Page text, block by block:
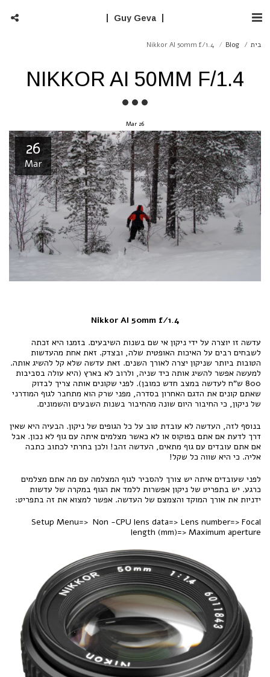
Guy Geva
בית Blog
Nikkor AI 50mm f/1.4
NIKKOR AI 50MM F/1.4
26
Mar
26
Mar
Nikkor AI 50mm f/1.4
עדשה זו יוצרה על ידי ניקון אי שם בשנות השיבעים. בזמנו היא זכתה
לשבחים רבים על האיכות האופטית שלה, ובצדק. זאת אחת מהעדשות
הטובות ביותר שניקון יצרה לאורך השנים. זאת עדשה שלא קל להשיג אותה.
למעשה אפשר להשיג אותה כיד שניה, ולרוב לא בארץ (היא עולה בסביבות
800 ש"ח לעדשה במצב חדש כמובן). לפני שקונים אותה צריך לבדוק
שאתם קונים את הדגם האחרון בסדרה, מפני שרק הוא מתחבר לגוף המודרני
של ניקון, כי החיבור היום שונה מהחיבור בשנות השבעים והשמונים.
בנוסף לזה, העדשה לא עובדת טוב על כל הגופים של ניקון. הבעיה היא שאין
דרך לדעת אם אתם בפוקוס או לא כאשר מצלמים איתה עם גוף לא נכון. אבל
אם אתם עובדים עם גוף מתאים, העדשה זהב! ולכן בחרתי לכתוב כתבה
אליה. כי היא שווה כל שקל!
לפני שעובדים איתה יש צורך להסביר לגוף המצלמה עם מה אתם מצלמים
כרגע. יש בתפריט של ניקון אפשרות ללמד את הגוף במקרה של עדשות
ידניות את אורך המוקד והצמצם של העדשה. אפשר למצוא את זה בתפריט:
Setup Menu=> Non -CPU lens data=> Lens number=> Focal
length (mm)=> Maximum aperture